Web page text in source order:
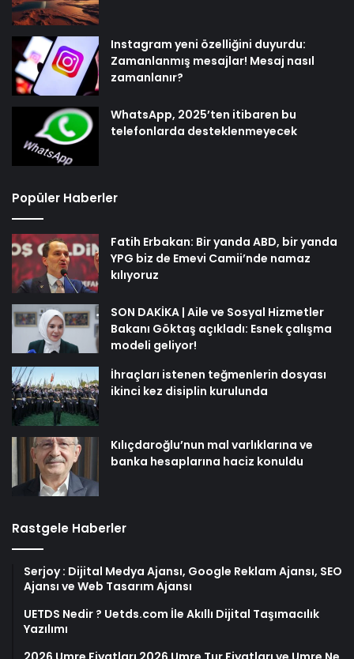
Instagram yeni özelliğini duyurdu:
Zamanlanmış mesajlar! Mesaj nasıl
zamanlanır?
WhatsApp, 2025’ten itibaren bu
telefonlarda desteklenmeyecek
Popüler Haberler
Fatih Erbakan: Bir yanda ABD, bir yanda
YPG biz de Emevi Camii’nde namaz
kılıyoruz
SON DAKİKA | Aile ve Sosyal Hizmetler
Bakanı Göktaş açıkladı: Esnek çalışma
modeli geliyor!
İhraçları istenen teğmenlerin dosyası
ikinci kez disiplin kurulunda
Kılıçdaroğlu’nun mal varlıklarına ve
banka hesaplarına haciz konuldu
Rastgele Haberler
Serjoy : Dijital Medya Ajansı, Google Reklam Ajansı, SEO
Ajansı ve Web Tasarım Ajansı
UETDS Nedir ? Uetds.com İle Akıllı Dijital Taşımacılık
Yazılımı